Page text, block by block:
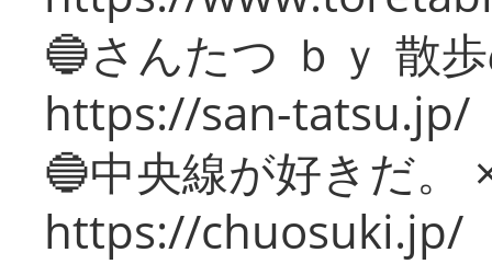
🔵さんたつ ｂｙ 散
https://san-tatsu.jp/
🔵中央線が好きだ。
https://chuosuki.jp/